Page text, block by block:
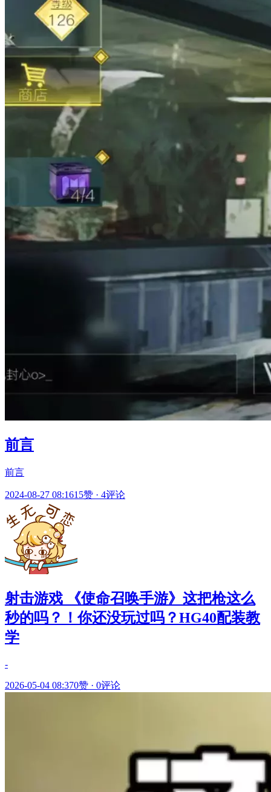
前言
前言
2024-08-27 08:1615赞 · 4评论
射击游戏 《使命召唤手游》这把枪这么
秒的吗？！你还没玩过吗？HG40配装教
学
-
2026-05-04 08:370赞 · 0评论